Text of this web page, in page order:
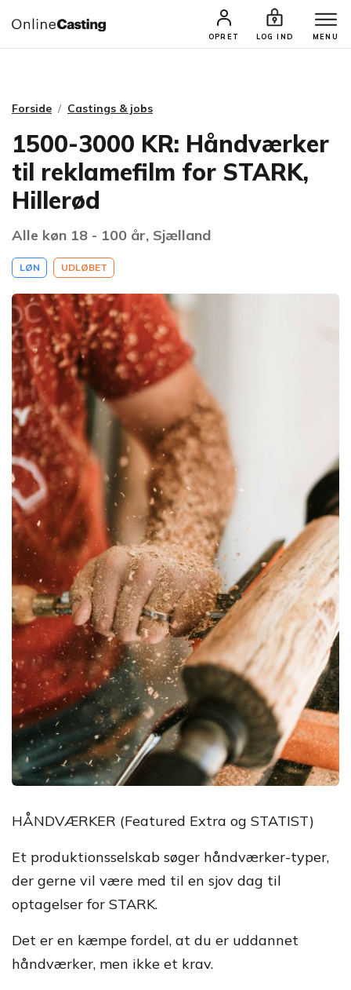
OPRET LOG IND MENU
CASTINGS & JOBS SØG PROFIL
Forside Castings & jobs
1500-3000 KR: Håndværker
til reklamefilm for STARK,
Hillerød
Alle køn 18 - 100 år, Sjælland
LØN UDLØBET
HÅNDVÆRKER (Featured Extra og STATIST)
Et produktionsselskab søger håndværker-typer,
der gerne vil være med til en sjov dag til
optagelser for STARK.
Det er en kæmpe fordel, at du er uddannet
håndværker, men ikke et krav.